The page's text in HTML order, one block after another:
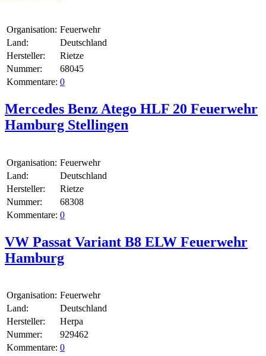
Organisation: Feuerwehr
Land:
Deutschland
Hersteller:
Rietze
Nummer:
68045
Kommentare: 0
Mercedes Benz Atego HLF 20 Feuerwehr
Hamburg Stellingen
Organisation: Feuerwehr
Land:
Deutschland
Hersteller:
Rietze
Nummer:
68308
Kommentare: 0
VW Passat Variant B8 ELW Feuerwehr
Hamburg
Organisation: Feuerwehr
Land:
Deutschland
Hersteller:
Herpa
Nummer:
929462
Kommentare: 0